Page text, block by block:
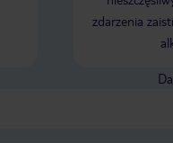
zdarzenia